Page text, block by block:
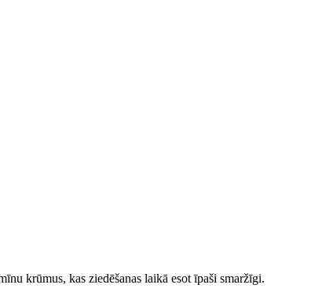
krūmus, kas ziedēšanas laikā esot īpaši smaržīgi.